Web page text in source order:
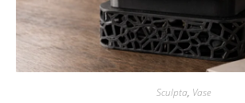
Sculpta, Vase